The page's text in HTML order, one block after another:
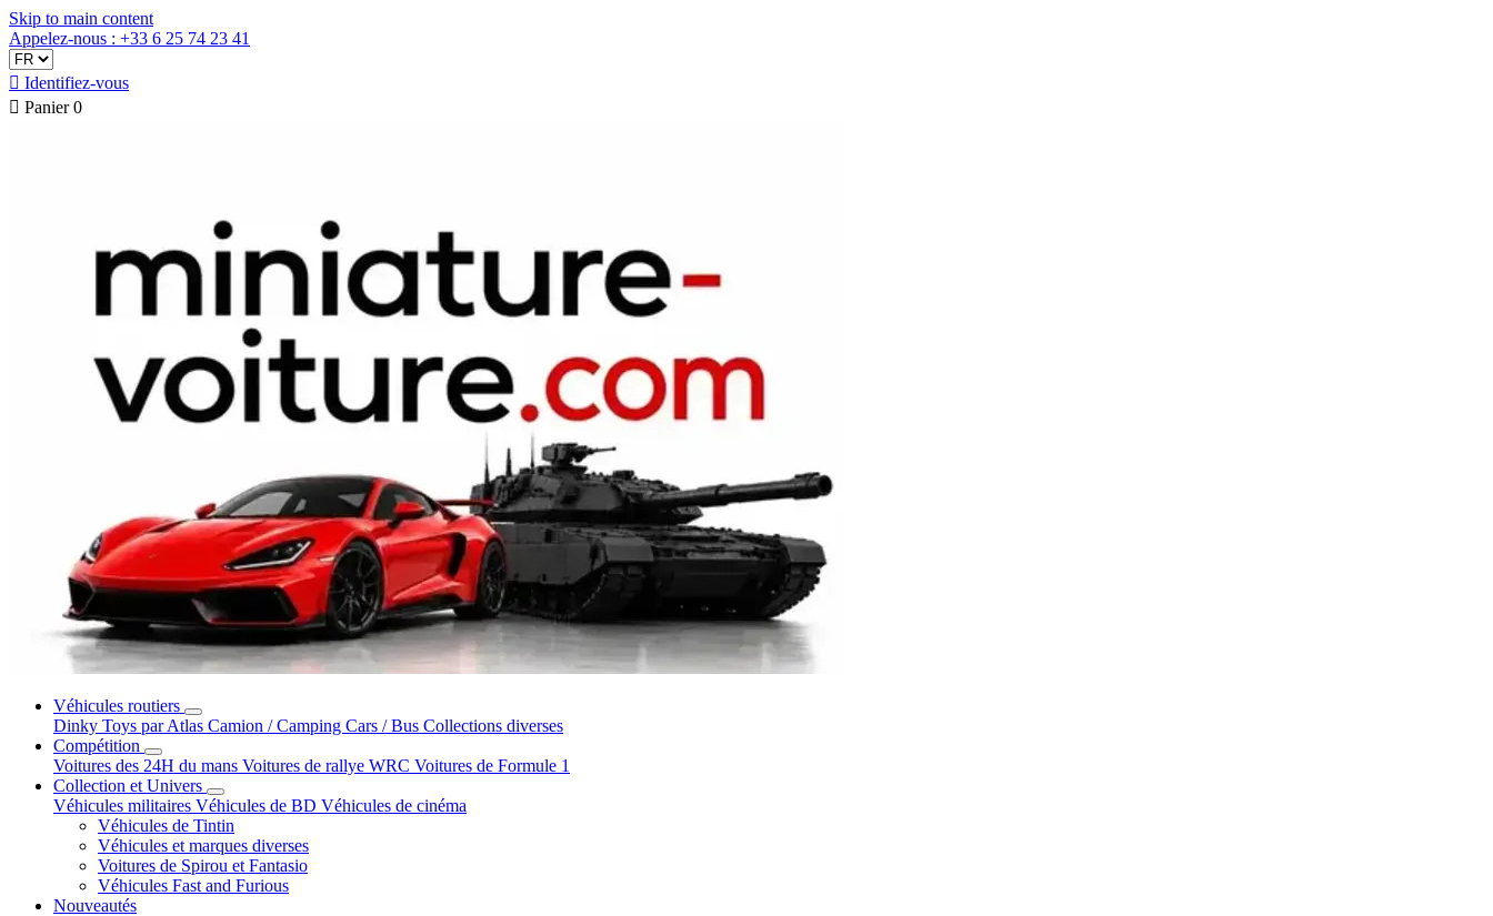
Skip to main content
Appelez-nous : +33 6 25 74 23 41
 Identifiez-vous
 Panier 0
Véhicules routiers
Dinky Toys par Atlas Camion / Camping Cars / Bus Collections diverses
Compétition
Voitures des 24H du mans Voitures de rallye WRC Voitures de Formule 1
Collection et Univers
Véhicules militaires Véhicules de BD Véhicules de cinéma
Véhicules de Tintin
Véhicules et marques diverses
Voitures de Spirou et Fantasio
Véhicules Fast and Furious
Nouveautés